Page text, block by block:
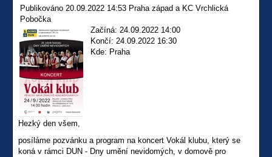
Publikováno 20.09.2022 14:53 Praha západ a KC Vrchlická
Pobočka
Začíná: 24.09.2022 14:00
Končí: 24.09.2022 16:30
Kde: Praha
Hezký den všem,
posíláme pozvánku a program na koncert Vokál klubu, který se
koná v rámci DUN - Dny umění nevidomých, v domově pro